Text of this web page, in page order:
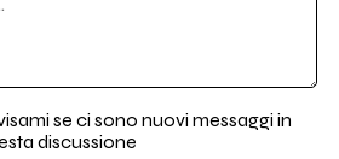
se ci sono nuovi messaggi in
discussione